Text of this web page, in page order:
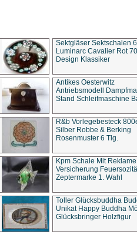
Sektgläser Sektschalen
Luminarc Cavalier Rot
Design Klassiker
Antikes Oesterwitz
Antriebsmodell
Stand Schleifmaschine
R&b Vorlegebesteck
Silber Robbe & Berking
Rosenmuster 6 Tlg.
Kpm Schale Mit Reklame
Versicherung
Zeptermarke 1. Wahl
Toller Glücksbuddha
Unikat Happy Buddha
Glücksbringer Holzfigur